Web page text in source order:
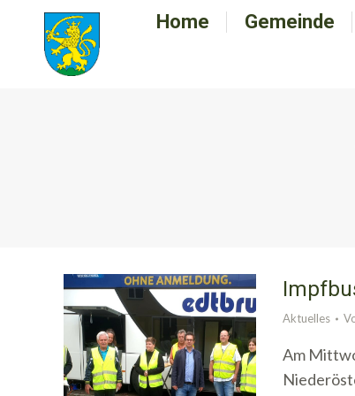
Home Gemeinde
Aktuelles
Am
Home Gemeinde